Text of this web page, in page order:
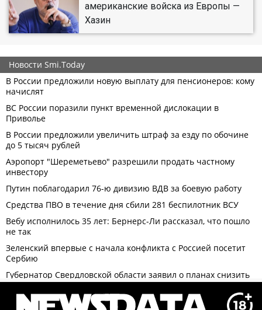
американские войска из Европы —
Хазин